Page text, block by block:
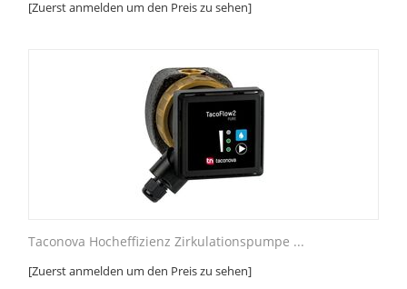
[Zuerst anmelden um den Preis zu sehen]
Taconova Hocheffizienz Zirkulationspumpe ...
[Zuerst anmelden um den Preis zu sehen]